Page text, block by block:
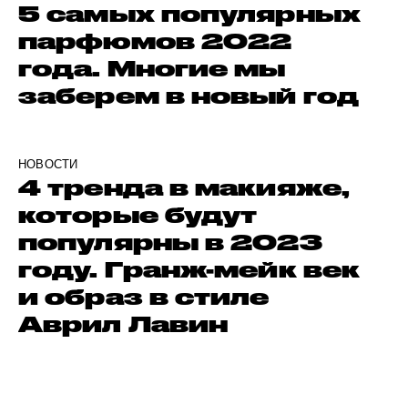
5 самых популярных
парфюмов 2022
года. Многие мы
заберем в новый год
НОВОСТИ
4 тренда в макияже,
которые будут
популярны в 2023
году. Гранж-мейк век
и образ в стиле
Аврил Лавин